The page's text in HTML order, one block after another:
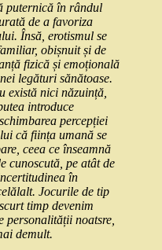
puternică în rândul
de a favoriza
Însă, erotismul se
obișnuit și de
fizică și emoțională
legături sănătoase.
există nici năzuință,
introduce
percepției
că ființa umană se
ceea ce înseamnă
cunoscută, pe atât de
în
Jocurile de tip
timp devenim
personalității noatsre,
demult.